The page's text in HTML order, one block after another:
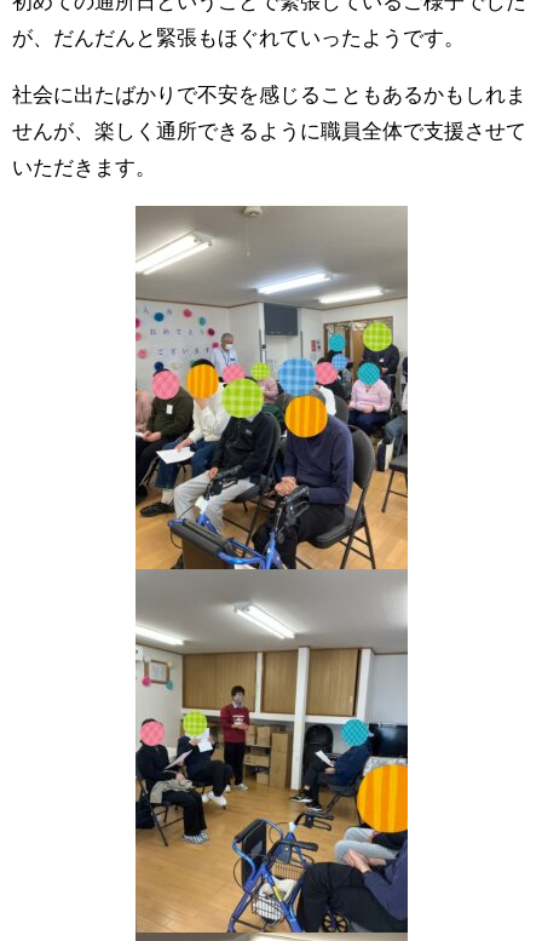
が、だんだんと緊張もほぐれていったようです。
社会に出たばかりで不安を感じることもあるかもしれま
せんが、楽しく通所できるように職員全体で支援させて
いただきます。